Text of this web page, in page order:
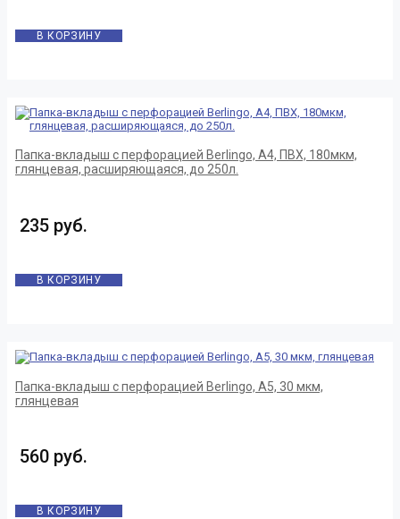
В КОРЗИНУ
Папка-вкладыш с перфорацией Berlingo, А4, ПВХ, 180мкм,
глянцевая, расширяющаяся, до 250л.
235 руб.
В КОРЗИНУ
Папка-вкладыш с перфорацией Berlingo, А5, 30 мкм,
глянцевая
560 руб.
В КОРЗИНУ